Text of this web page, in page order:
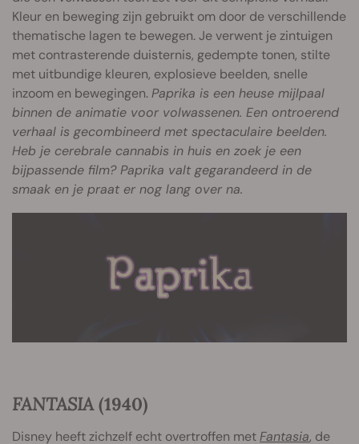
Kleur en beweging zijn gebruikt om door de verschillende
thematische lagen te bewegen. Je verwent je zintuigen
met contrasterende duisternis, gedempte tonen, stilte
met uitbundige kleuren, explosieve beelden, snelle
inzoom en bewegingen.Paprika is een heuse mijlpaal
binnen de animatie voor volwassenen. Een ontroerend
verhaal is gecombineerd met spectaculaire beelden.
Heb je cerebrale cannabis in huis en zoek je een
bijpassende film?Paprika valt gegarandeerd in de
smaak en je praat er nog lang over na.
FANTASIA(1940)
Disney heeft zichzelf echt overtroffen metFantasia, de